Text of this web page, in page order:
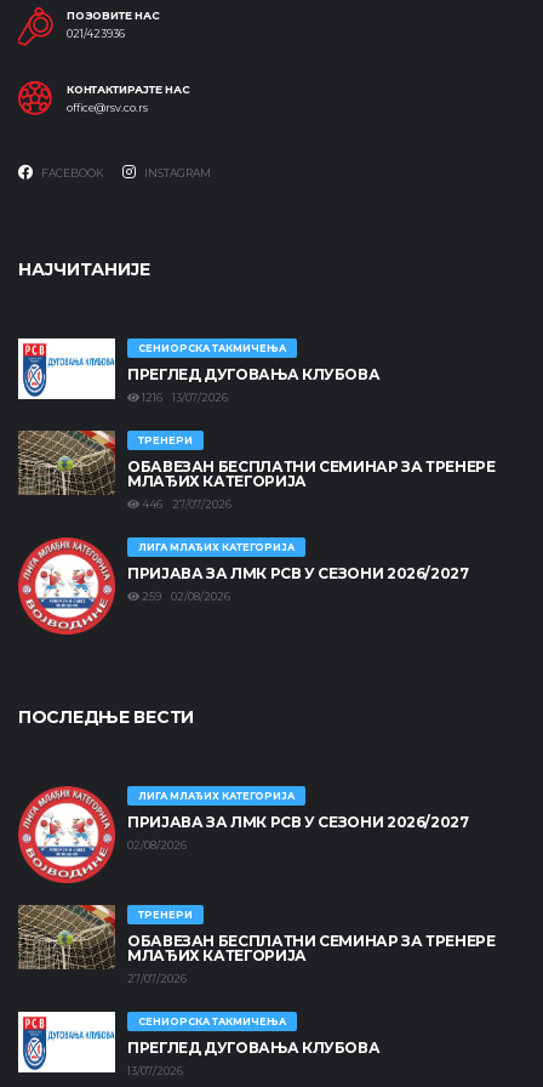
ПОЗОВИТЕ НАС
021/423936
КОНТАКТИРАЈТЕ НАС
office@rsv.co.rs
FACEBOOK INSTAGRAM
НАЈЧИТАНИЈЕ
СЕНИОРСКА ТАКМИЧЕЊА
ПРЕГЛЕД ДУГОВАЊА КЛУБОВА
1216 13/07/2026
ТРЕНЕРИ
ОБАВЕЗАН БЕСПЛАТНИ СЕМИНАР ЗА ТРЕНЕРЕ
МЛАЂИХ КАТЕГОРИЈА
446 27/07/2026
ЛИГА МЛАЂИХ КАТЕГОРИЈА
ПРИЈАВА ЗА ЛМК РСВ У СЕЗОНИ 2026/2027
259 02/08/2026
ПОСЛЕДЊЕ ВЕСТИ
ЛИГА МЛАЂИХ КАТЕГОРИЈА
ПРИЈАВА ЗА ЛМК РСВ У СЕЗОНИ 2026/2027
02/08/2026
ТРЕНЕРИ
ОБАВЕЗАН БЕСПЛАТНИ СЕМИНАР ЗА ТРЕНЕРЕ
МЛАЂИХ КАТЕГОРИЈА
27/07/2026
СЕНИОРСКА ТАКМИЧЕЊА
ПРЕГЛЕД ДУГОВАЊА КЛУБОВА
13/07/2026